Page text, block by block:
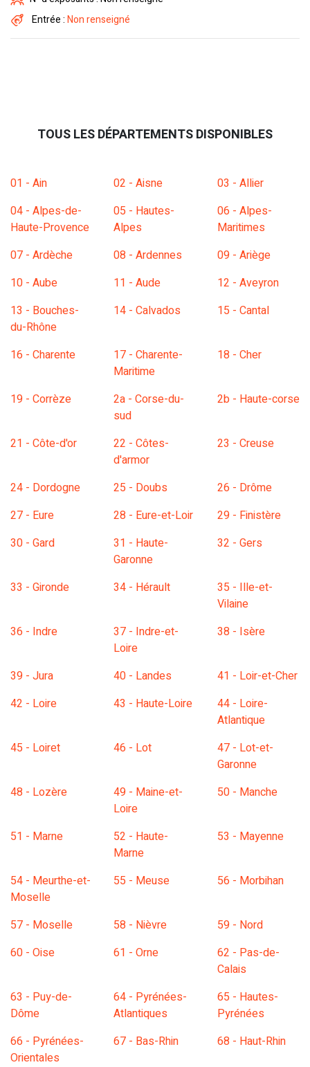
Entrée :Non renseigné
TOUS LES DÉPARTEMENTS DISPONIBLES
01 - Ain 02 - Aisne
03 - Allier
04 - Alpes-de-
Haute-Provence
05 - Hautes-
Alpes
06 - Alpes-
Maritimes
07 - Ardèche
08 - Ardennes
09 - Ariège
10 - Aube
11 - Aude
12 - Aveyron
13 - Bouches-
du-Rhône
14 - Calvados 15 - Cantal
16 - Charente
17 - Charente-
Maritime
18 - Cher
19 - Corrèze
2a - Corse-du-
sud
2b - Haute-corse
21 - Côte-d'or
22 - Côtes-
d'armor
23 - Creuse
24 - Dordogne 25 - Doubs
26 - Drôme
27 - Eure
28 - Eure-et-Loir
29 - Finistère
30 - Gard
31 - Haute-
Garonne
32 - Gers
33 - Gironde 34 - Hérault
35 - Ille-et-
Vilaine
36 - Indre
37 - Indre-et-
Loire
38 - Isère
39 - Jura 40 - Landes
41 - Loir-et-Cher
42 - Loire
43 - Haute-Loire
44 - Loire-
Atlantique
45 - Loiret
46 - Lot
47 - Lot-et-
Garonne
48 - Lozère
49 - Maine-et-
Loire
50 - Manche
51 - Marne
52 - Haute-
Marne
53 - Mayenne
54 - Meurthe-et-
Moselle
55 - Meuse 56 - Morbihan
57 - Moselle 58 - Nièvre
59 - Nord
60 - Oise
61 - Orne
62 - Pas-de-
Calais
63 - Puy-de-
Dôme
64 - Pyrénées-
Atlantiques
65 - Hautes-
Pyrénées
66 - Pyrénées-
Orientales
67 - Bas-Rhin 68 - Haut-Rhin